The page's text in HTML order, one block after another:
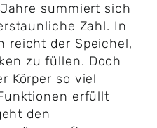
summiert sich
Zahl. In
reicht der Speichel,
zu füllen. Doch
Körper so viel
erfüllt
den